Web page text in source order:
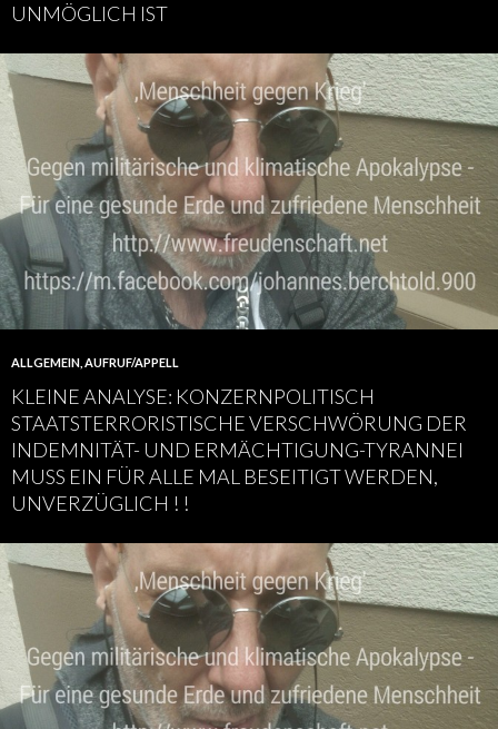
UNMÖGLICH IST
ALLGEMEIN AUFRUF/APPELL
KLEINE ANALYSE: KONZERNPOLITISCH
STAATSTERRORISTISCHE VERSCHWÖRUNG DER
INDEMNITÄT- UND ERMÄCHTIGUNG-TYRANNEI
MUSS EIN FÜR ALLE MAL BESEITIGT WERDEN,
UNVERZÜGLICH ! !